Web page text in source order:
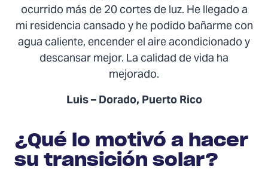
TwitterFacebook
Email
ocurrido más de 20 cortes de luz. He llegado a
mi residencia cansado y he podido bañarme con
agua caliente, encender el aire acondicionado y
descansar mejor. La calidad de vida ha
mejorado.
Luis – Dorado, Puerto Rico
¿Qué lo motivó a hacer
su transición solar?